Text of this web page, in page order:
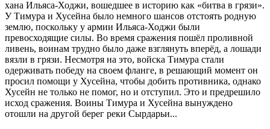
хана Ильяса-Ходжи, вошедшее в историю как «битва в грязи».
У Тимура и Хусейна было немного шансов отстоять родную
землю, поскольку у армии Ильяса-Ходжи были
превосходящие силы. Во время сражения пошёл проливной
ливень, воинам трудно было даже взглянуть вперёд, а лошади
вязли в грязи. Несмотря на это, войска Тимура стали
одерживать победу на своем фланге, в решающий момент он
просил помощи у Хусейна, чтобы добить противника, однако
Хусейн не только не помог, но и отступил. Это и предрешило
исход сражения. Воины Тимура и Хусейна вынуждено
отошли на другой берег реки Сырдарьи...